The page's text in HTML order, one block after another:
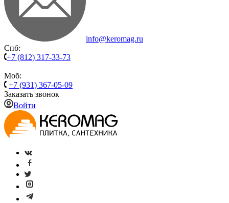
info@keromag.ru
Спб:
+7 (812) 317-33-73
Моб:
+7 (931) 367-05-09
Заказать звонок
Войти